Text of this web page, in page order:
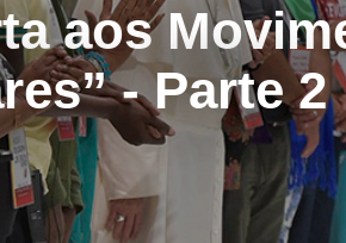
aos
- Parte 2